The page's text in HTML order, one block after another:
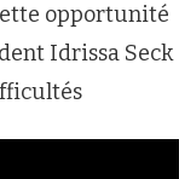
opportunité
Idrissa Seck